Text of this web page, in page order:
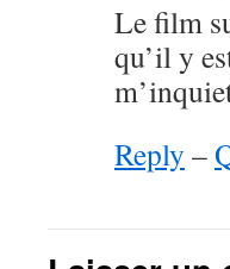
Le film
qu’il y
Reply –